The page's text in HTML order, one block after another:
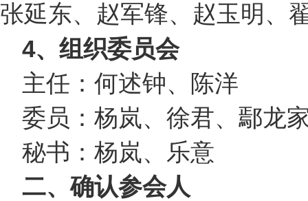
张延东、赵军锋、赵玉明、
4、组织委员会
主任：何述钟、陈洋
委员：杨岚、徐君、鄢龙
秘书：杨岚、乐意
二、确认参会人